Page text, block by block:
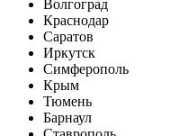
Волгоград
Краснодар
Саратов
Иркутск
Симферополь
Крым
Тюмень
Барнаул